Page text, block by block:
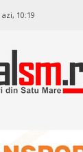
azi, 10:19